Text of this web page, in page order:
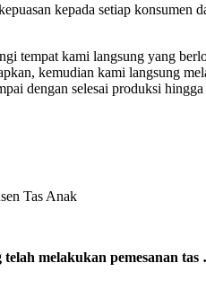
kepada setiap konsumen
tempat kami langsung yang
kemudian kami langsung
dengan selesai produksi
melakukan pemesanan